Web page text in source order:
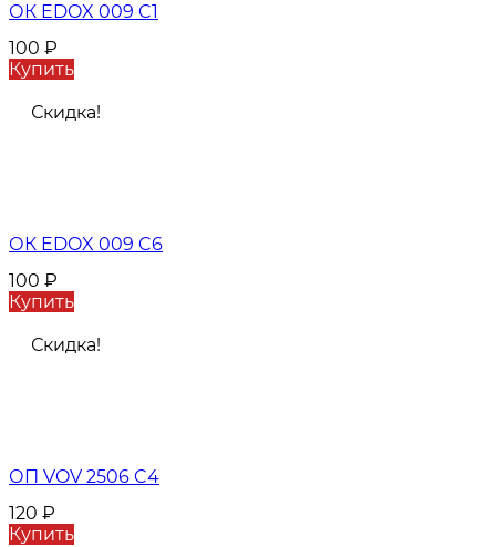
ОК EDOX 009 C1
100 ₽
Купить
Скидка!
ОК EDOX 009 C6
100 ₽
Купить
Скидка!
ОП VOV 2506 C4
120 ₽
Купить